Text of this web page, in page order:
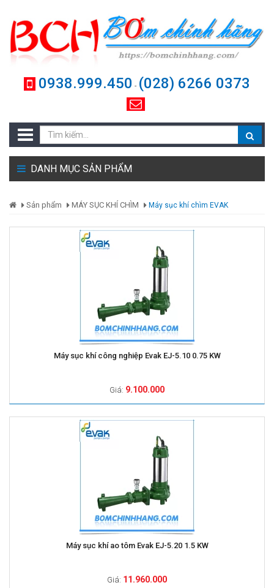
0938.999.450 - (028) 6266 0373
DANH MỤC SẢN PHẨM
Sản phẩm MÁY SỤC KHÍ CHÌM Máy sục khí chìm EVAK
Máy sục khí công nghiệp Evak EJ-5.10 0.75 KW
Giá: 9.100.000
Máy sục khí ao tôm Evak EJ-5.20 1.5 KW
Giá: 11.960.000